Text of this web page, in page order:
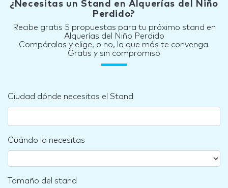
¿Necesitas un Stand en Alquerías del Niño
Perdido?
Recibe gratis 5 propuestas para tu próximo stand en
Alquerías del Niño Perdido
Compáralas y elige, o no, la que más te convenga.
Gratis y sin compromiso
Ciudad dónde necesitas el Stand
Cuándo lo necesitas
Tamaño del stand